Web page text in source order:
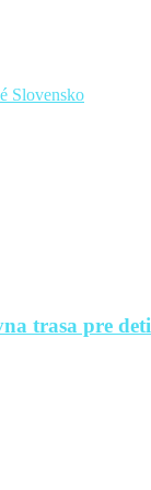
Slovensko
trasa pre deti